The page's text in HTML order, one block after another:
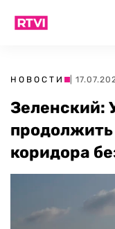
НОВОСТИ |
Зеленский:
продолжить
коридора